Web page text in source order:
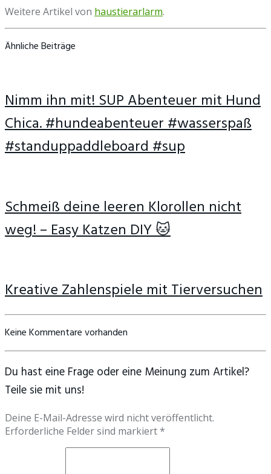
Weitere Artikel von haustierarlarm.
Ähnliche Beiträge
Nimm ihn mit! SUP Abenteuer mit Hund
Chica. #hundeabenteuer #wasserspaß
#standuppaddleboard #sup
Schmeiß deine leeren Klorollen nicht
weg! – Easy Katzen DIY 🐱
Kreative Zahlenspiele mit Tierversuchen
Keine Kommentare vorhanden
Du hast eine Frage oder eine Meinung zum Artikel?
Teile sie mit uns!
Deine E-Mail-Adresse wird nicht veröffentlicht.
Erforderliche Felder sind markiert *